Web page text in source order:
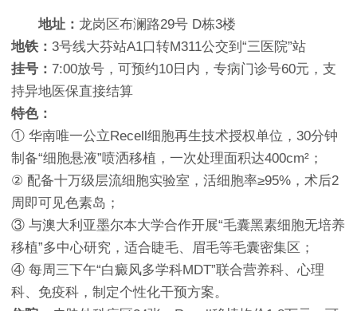
地址： 龙岗区布澜路29号 D栋3楼
地铁： 3号线大芬站A1口转M311公交到“三医院”站
挂号： 7:00放号，可预约10日内，专病门诊号60元，支
持异地医保直接结算
特色：
① 华南唯一公立Recell细胞再生技术授权单位，30分钟
制备“细胞悬液”喷洒移植，一次处理面积达400cm²；
② 配备十万级层流细胞实验室，活细胞率≥95%，术后2
周即可见色素岛；
③ 与澳大利亚墨尔本大学合作开展“毛囊黑素细胞无培养
移植”多中心研究，适合睫毛、眉毛等毛囊密集区；
④ 每周三下午“白癜风多学科MDT”联合营养科、心理
科、免疫科，制定个性化干预方案。